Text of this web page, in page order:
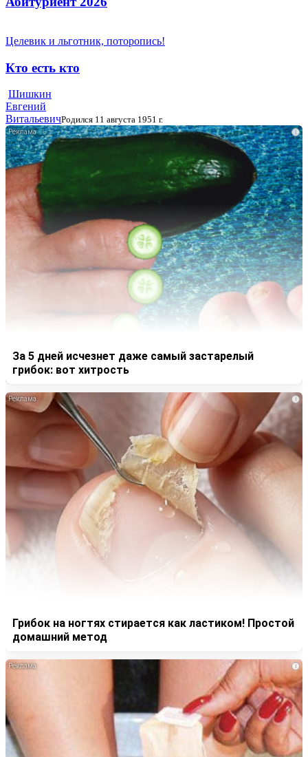
Целевик и льготник, поторопись!
Кто есть кто
Шишкин
Евгений
ВитальевичРодился 11 августа 1951 г.
i
За 5 дней исчезнет даже самый застарелый
грибок: вот хитрость
i
Грибок на ногтях стирается как ластиком! Простой
домашний метод
i